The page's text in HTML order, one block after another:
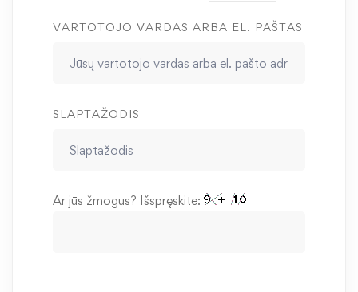
VARTOTOJO VARDAS ARBA EL. PAŠTAS
SLAPTAŽODIS
Ar jūs žmogus? Išspręskite: